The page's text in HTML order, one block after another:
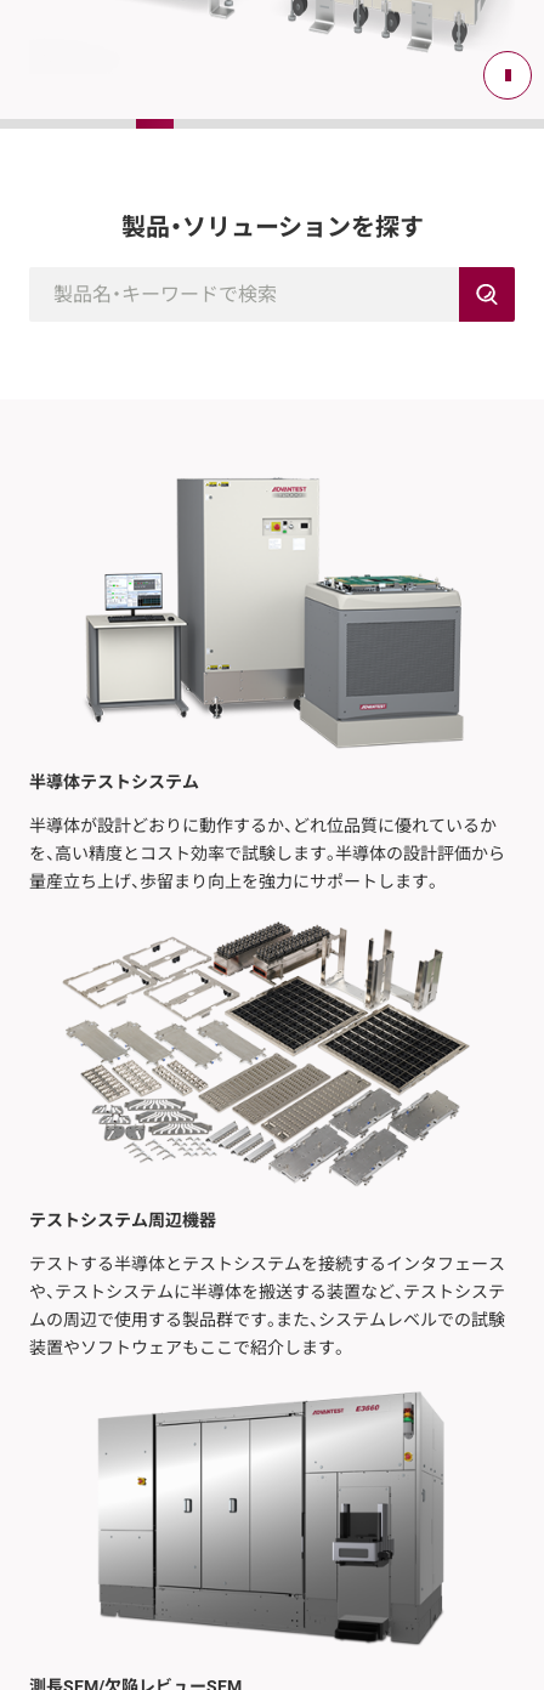
製品・ソリューションを探す
半導体テストシステム
半導体が設計どおりに動作するか、どれ位品質に優れているか
を、高い精度とコスト効率で試験します。半導体の設計評価から
量産立ち上げ、歩留まり向上を強力にサポートします。
テストシステム周辺機器
テストする半導体とテストシステムを接続するインタフェース
や、テストシステムに半導体を搬送する装置など、テストシステ
ムの周辺で使用する製品群です。また、システムレベルでの試験
装置やソフトウェアもここで紹介します。